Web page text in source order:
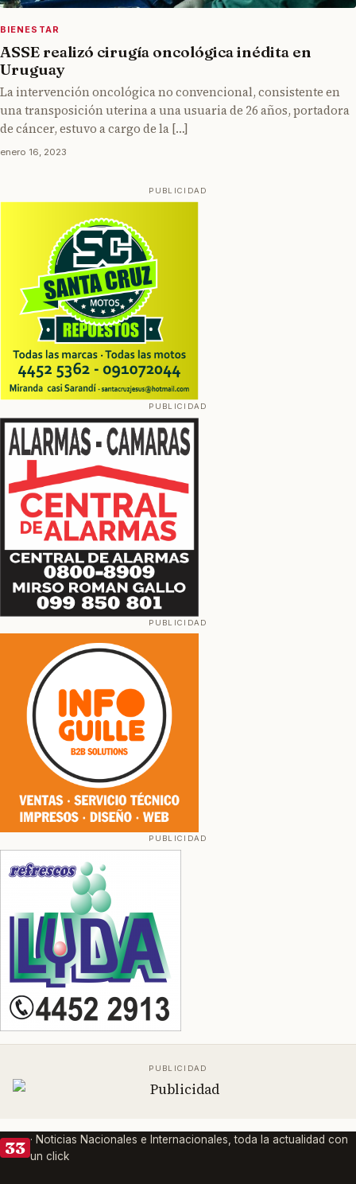
BIENESTAR
ASSE realizó cirugía oncológica inédita en
Uruguay
La intervención oncológica no convencional, consistente en
una transposición uterina a una usuaria de 26 años, portadora
de cáncer, estuvo a cargo de la […]
enero 16, 2023
33 · Noticias Nacionales e Internacionales, toda la actualidad con
un click